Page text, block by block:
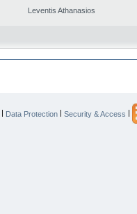
Leventis Athanasios
| Data Protection | Security & Access |